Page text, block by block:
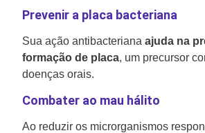
Prevenir a placa bacteriana
Sua ação antibacteriana ajuda na
formação de placa, um precursor
doenças orais.
Combater ao mau hálito
Ao reduzir os microrganismos